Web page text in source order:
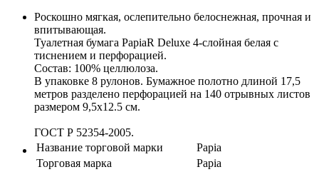
Роскошно мягкая, ослепительно белоснежная, прочная и
впитывающая.
Туалетная бумага PapiaR Deluxe 4-слойная белая с
тиснением и перфорацией.
Состав: 100% целлюлоза.
В упаковке 8 рулонов. Бумажное полотно длиной 17,5
метров разделено перфорацией на 140 отрывных листов
размером 9,5x12.5 см.
ГОСТ Р 52354-2005.
Название торговой марки
Papia
Торговая марка
Papia